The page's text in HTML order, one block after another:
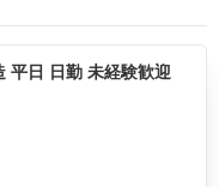
平日 日勤 未経験歓迎